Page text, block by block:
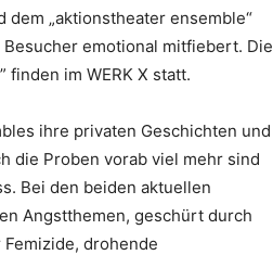
„aktions­theater ensemble“
emotional mitfiebert. Die
finden im WERK X statt.
ihre privaten Geschichten und
die Proben vorab viel mehr sind
Bei den beiden aktuellen
Angstthemen, geschürt durch
drohende